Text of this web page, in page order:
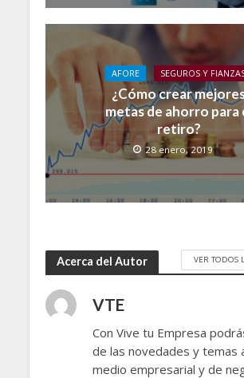
AFORE SEGUROS Y
¿Cómo crear
metas de ahorro para
retiro?
28 enero, 2019
Acerca del Autor VER TODOS
VTE
Con Vive tu Empresa
de las novedades y temas
medio empresarial y de